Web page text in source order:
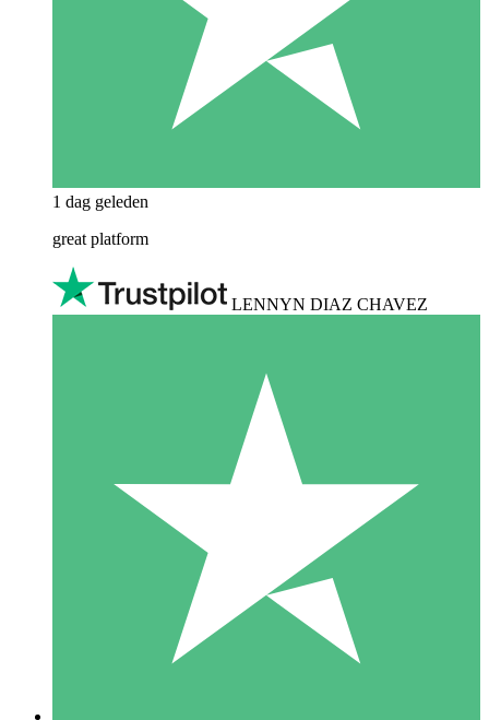
1 dag geleden
great platform
LENNYN DIAZ CHAVEZ